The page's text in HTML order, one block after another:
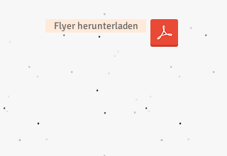
Flyer herunterladen